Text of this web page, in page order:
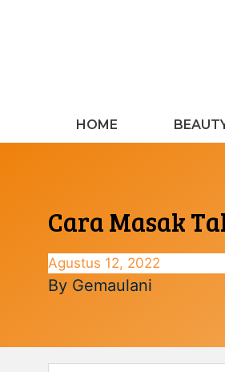
HOME
Cara Masak
Agustus 12, 2022
By Gemaulani